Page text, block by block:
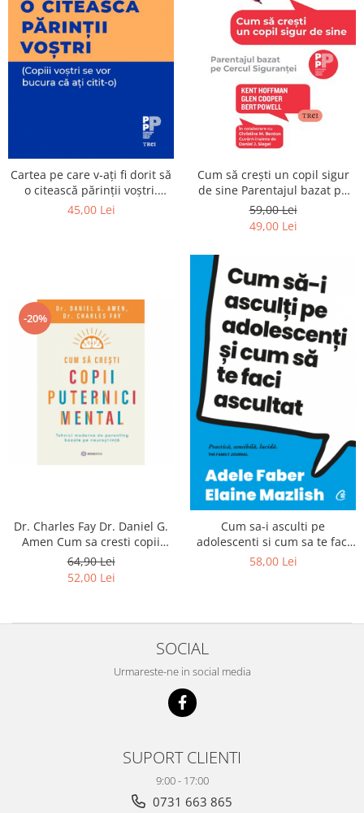
Cartea pe care v‑ați fi dorit să
o citească părinții voștri.
(Copiii voștri se vor bucura că
45,00 Lei
Cum să crești un copil sigur
de sine Parentajul bazat pe
Cercul Siguranței
59,00 Lei
49,00 Lei
-20%
Dr. Charles Fay Dr. Daniel G.
Amen Cum sa cresti copii
puternici mental Tehnici
moderne de parenting bazate
pe neuroștiință
64,90 Lei
52,00 Lei
Cum sa-i asculti pe
adolescenti si cum sa te faci
ascultat de Adele Faber,
58,00 Lei
SOCIAL
Urmareste-ne in social media
SUPORT CLIENTI
9:00 - 17:00
0731 663 865